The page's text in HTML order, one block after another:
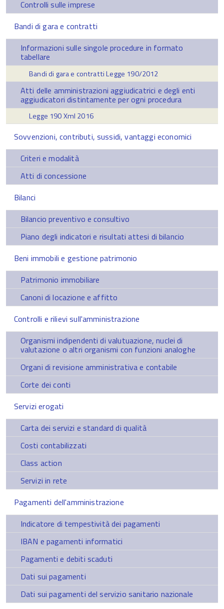
Controlli sulle imprese
Bandi di gara e contratti
Informazioni sulle singole procedure in formato
tabellare
Bandi di gara e contratti Legge 190/2012
Atti delle amministrazioni aggiudicatrici e degli enti
aggiudicatori distintamente per ogni procedura
Legge 190 Xml 2016
Sovvenzioni, contributi, sussidi, vantaggi economici
Criteri e modalità
Atti di concessione
Bilanci
Bilancio preventivo e consultivo
Piano degli indicatori e risultati attesi di bilancio
Beni immobili e gestione patrimonio
Patrimonio immobiliare
Canoni di locazione e affitto
Controlli e rilievi sull'amministrazione
Organismi indipendenti di valutuazione, nuclei di
valutazione o altri organismi con funzioni analoghe
Organi di revisione amministrativa e contabile
Corte dei conti
Servizi erogati
Carta dei servizi e standard di qualità
Costi contabilizzati
Class action
Servizi in rete
Pagamenti dell'amministrazione
Indicatore di tempestività dei pagamenti
IBAN e pagamenti informatici
Pagamenti e debiti scaduti
Dati sui pagamenti
Dati sui pagamenti del servizio sanitario nazionale